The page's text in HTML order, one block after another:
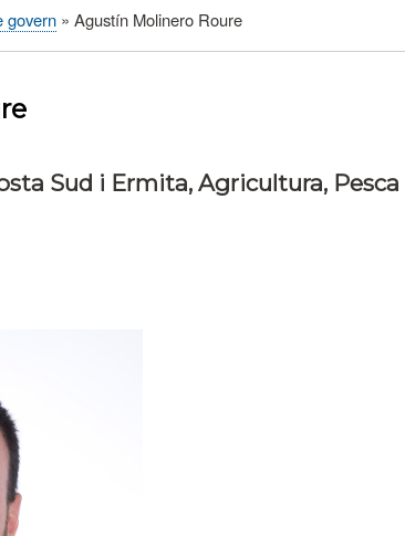
govern Agustín Molinero Roure
Sud i Ermita, Agricultura,